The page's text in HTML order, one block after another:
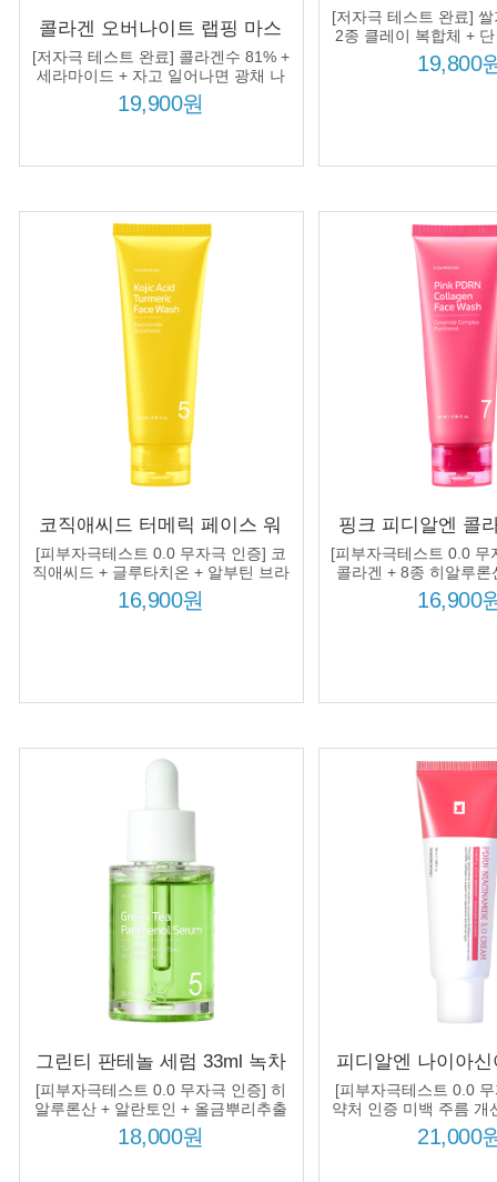
콜라겐 오버나이트 랩핑 마스
크 75ml 콜라겐수 81% 8종 히
알루론산 수분 광채 탄력
[저자극 테스트 완료] 콜라겐수 81% +
세라마이드 + 자고 일어나면 광채 나
는 피부!
19,900원
100ml 쌀겨추출물
공 광채 보습 탄력
[저자극 테스트 완료]
2종 클레이 복합체 +
끈한 광채
19,800
코직애씨드 터메릭 페이스 워
시 100ml 코직애씨드 1,000ppm
울금뿌리수 50,078ppm 모공 딥
클렌징 피부톤케어
[피부자극테스트 0.0 무자극 인증] 코
직애씨드 + 글루타치온 + 알부틴 브라
이트닝 처방!
16,900원
핑크 피디알엔 콜
워시 100ml 7종 콜
스 8종 히알루론산
징 탄력
[피부자극테스트 0.0 무
콜라겐 + 8종 히알루론
마이드 처
16,900
그린티 판테놀 세럼 33ml 녹차
수 60% 판테놀 50000ppm 울금
뿌리추출물 히알루론산 진정
보습 수분 장벽
[피부자극테스트 0.0 무자극 인증] 히
알루론산 + 알란토인 + 올금뿌리추출
물 추가 처방!
18,000원
피디알엔 나이아
크림 50ml 나이아
5% 연어 피디알엔
이즈드 콜라겐 미
[피부자극테스트 0.0
약처 인증 미백 주름 개
21,000